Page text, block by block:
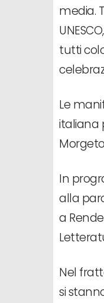
media.
tutti
Le
italiana
In
alla
a
Nel
si